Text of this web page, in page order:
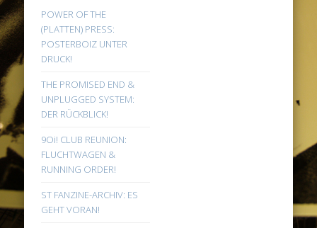
POWER OF THE
(PLATTEN) PRESS:
POSTERBOIZ UNTER
DRUCK!
THE PROMISED END &
UNPLUGGED SYSTEM:
DER RÜCKBLICK!
9Oi! CLUB REUNION:
FLUCHTWAGEN &
RUNNING ORDER!
ST FANZINE-ARCHIV: ES
GEHT VORAN!